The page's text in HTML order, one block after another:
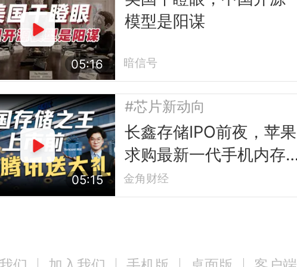
05:16
模型是阳谋
暗信号
05:15
#芯片新动向
长鑫存储IPO前夜，苹果
求购最新一代手机内存
芯片
金角财经